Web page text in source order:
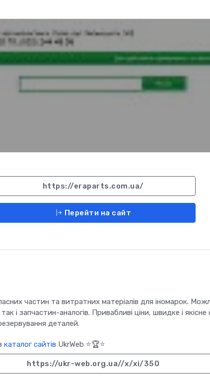
https://eraparts.com.ua/
Перейти на сайт
частин та витратних матеріалів для іномарок.
і запчастин-аналогів. Привабливі ціни, швидке і
деталей.
каталог сайтів UkrWeb ⭐🏆⭐
https://ukr-web.org.ua//x/xi/350